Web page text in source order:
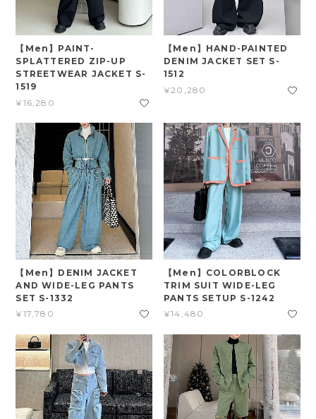
【Men】PAINT-
SPLATTERED ZIP-UP
STREETWEAR JACKET S-
1519
¥16,280
【Men】HAND-PAINTED
DENIM JACKET SET S-
1512
¥20,280
【Men】DENIM JACKET
AND WIDE-LEG PANTS
SET S-1332
¥17,780
【Men】COLORBLOCK
TRIM SUIT WIDE-LEG
PANTS SETUP S-1242
¥14,480